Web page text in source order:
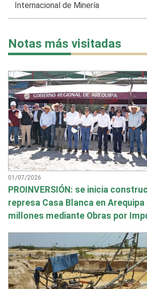
Internacional de Minería
Notas más visitadas
01/07/2026
PROINVERSIÓN: se inicia
represa Casa Blanca en Arequipa
millones mediante Obras por